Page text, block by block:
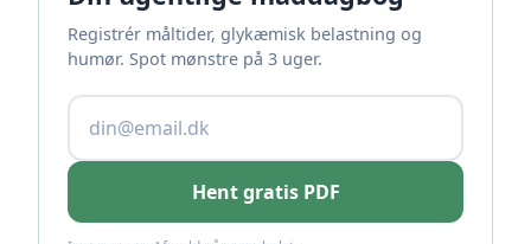
Registrér måltider, glykæmisk belastning og
humør. Spot mønstre på 3 uger.
Hent gratis PDF